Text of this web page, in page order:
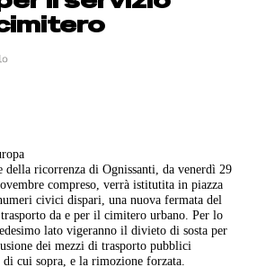
della ricorrenza di Ognissanti, da venerdì 29
compreso, verrà istitutita in piazza
civici dispari, una nuova fermata del
da e per il cimitero urbano. Per lo
lato vigeranno il divieto di sosta per
dei mezzi di trasporto pubblici
cui sopra, e la rimozione forzata.